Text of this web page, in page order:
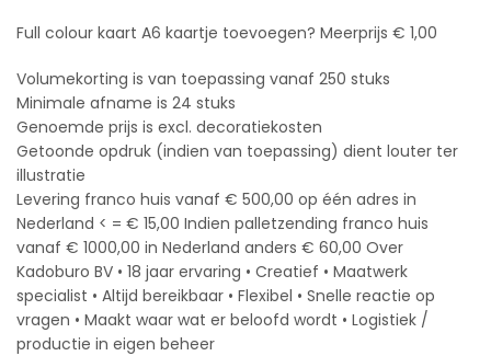
Full colour kaart A6 kaartje toevoegen? Meerprijs € 1,00
Volumekorting is van toepassing vanaf 250 stuks
Minimale afname is 24 stuks
Genoemde prijs is excl. decoratiekosten
Getoonde opdruk (indien van toepassing) dient louter ter
illustratie
Levering franco huis vanaf € 500,00 op één adres in
Nederland < = € 15,00 Indien palletzending franco huis
vanaf € 1000,00 in Nederland anders € 60,00 Over
Kadoburo BV • 18 jaar ervaring • Creatief • Maatwerk
specialist • Altijd bereikbaar • Flexibel • Snelle reactie op
vragen • Maakt waar wat er beloofd wordt • Logistiek /
productie in eigen beheer